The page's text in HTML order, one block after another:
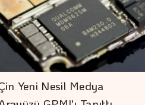
Yeni Nesil Medya